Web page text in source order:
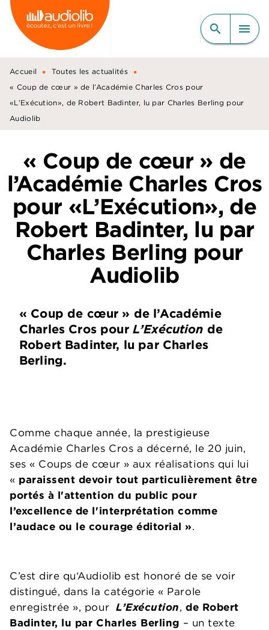
MENU RECHERCHE
CONTENU
PIED DE PAGE
search menu
Accueil • Toutes les actualités •
« Coup de cœur » de l’Académie Charles Cros pour
«L’Exécution», de Robert Badinter, lu par Charles Berling pour
Audiolib
« Coup de cœur » de
l’Académie Charles Cros
pour «L’Exécution», de
Robert Badinter, lu par
Charles Berling pour
Audiolib
« Coup de cœur » de l’Académie
Charles Cros pour L’Exécution de
Robert Badinter, lu par Charles
Berling.
Comme chaque année, la prestigieuse
Académie Charles Cros a décerné, le 20 juin,
ses « Coups de cœur » aux réalisations qui lui
« paraissent devoir tout particulièrement être
portés à l'attention du public pour
l’excellence de l'interprétation comme
l’audace ou le courage éditorial ».
C’est dire qu‘Audiolib est honoré de se voir
distingué, dans la catégorie « Parole
enregistrée », pour L’Exécution,de Robert
Badinter, lu par Charles Berling – un texte